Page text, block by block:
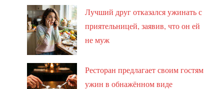
Лучший друг отказался ужинать с
приятельницей, заявив, что он ей
не муж
Ресторан предлагает своим гостям
ужин в обнажённом виде